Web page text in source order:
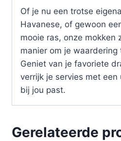
Of je nu een trotse
Havanese, of gewoon
mooie ras, onze mokken
manier om je waardering
Geniet van je favoriete
verrijk je servies met
bij jou past.
Gerelateerde